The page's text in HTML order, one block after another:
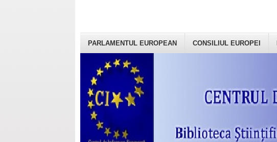
PARLAMENTUL EUROPEAN CONSILIUL EUROPEI